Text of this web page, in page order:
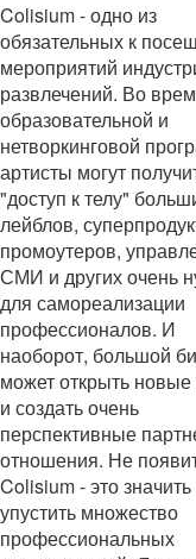
Colisium - одно из
обязательных к
мероприятий
развлечений. Во
образовательной и
нетворкинговой
артисты могут
"доступ к телу"
лейблов,
промоутеров,
СМИ и других очень
для самореализации
профессионалов. И
наоборот, большой
может открыть
и создать очень
перспективные
отношения. Не
Colisium - это значить
упустить множество
профессиональных